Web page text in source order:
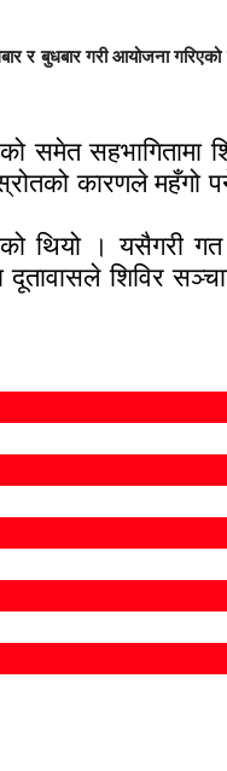
बुधबार गरी आयोजना गरिएको
समेत सहभागितामा
कारणले महँगो
थियो । यसैगरी
दूतावासले शिविर